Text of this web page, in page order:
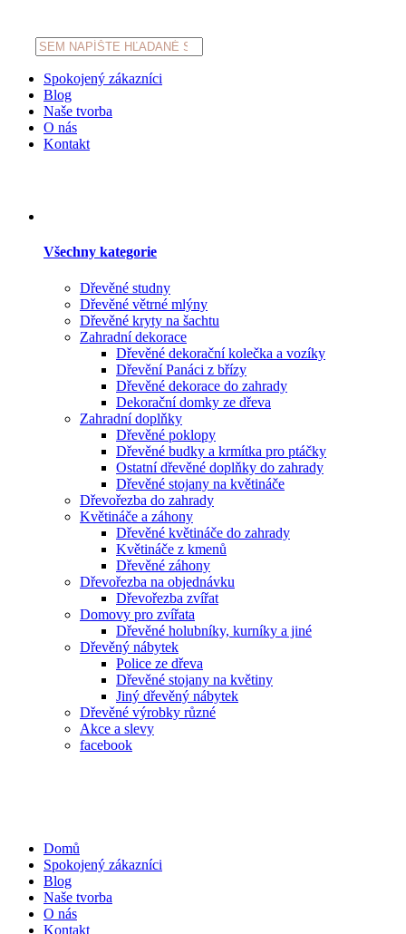
Products
search
Spokojený zákazníci
Blog
Naše tvorba
O nás
Kontakt
Všechny kategorie
Dřevěné studny
Dřevěné větrné mlýny
Dřevěné kryty na šachtu
Zahradní dekorace
Dřevěné dekorační kolečka a vozíky
Dřevění Panáci z břízy
Dřevěné dekorace do zahrady
Dekorační domky ze dřeva
Zahradní doplňky
Dřevěné poklopy
Dřevěné budky a krmítka pro ptáčky
Ostatní dřevěné doplňky do zahrady
Dřevěné stojany na květináče
Dřevořezba do zahrady
Květináče a záhony
Dřevěné květináče do zahrady
Květináče z kmenů
Dřevěné záhony
Dřevořezba na objednávku
Dřevořezba zvířat
Domovy pro zvířata
Dřevěné holubníky, kurníky a jiné
Dřevěný nábytek
Police ze dřeva
Dřevěné stojany na květiny
Jiný dřevěný nábytek
Dřevěné výrobky různé
Akce a slevy
facebook
Domů
Spokojený zákazníci
Blog
Naše tvorba
O nás
Kontakt